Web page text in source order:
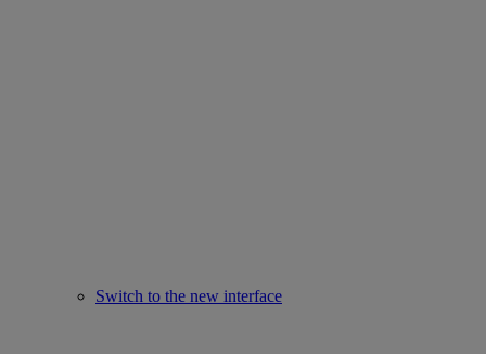
Switch to the new interface